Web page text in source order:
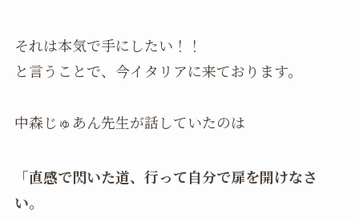
それは本気で手にしたい！！
と言うことで、今イタリアに来ております。
中森じゅあん先生が話していたのは
「直感で閃いた道、行って自分で扉を開けなさ
い。